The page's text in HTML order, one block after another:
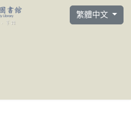
選擇你的語言
繁體中文